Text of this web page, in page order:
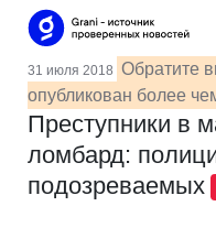
31 июля 2018 Обратите
опубликован более
Преступники в
ломбард:
подозреваемых